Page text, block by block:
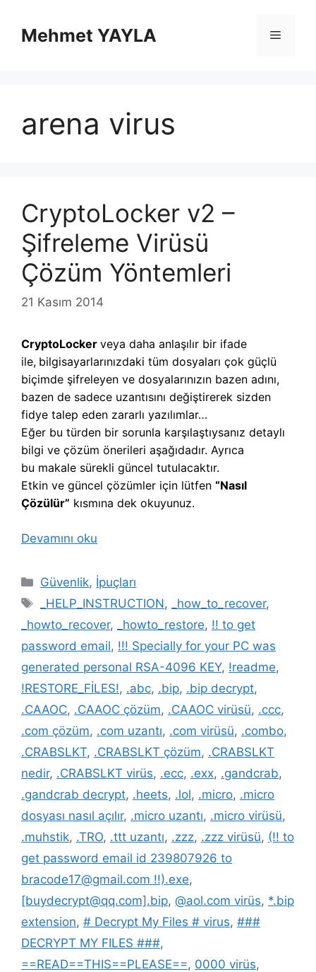
Mehmet YAYLA Menü
arena virus
CryptoLocker v2 –
Şifreleme Virüsü
Çözüm Yöntemleri
21 Kasım 2014
CryptoLocker veya daha anlaşılır bir ifade
ile, bilgisayarlarınızdaki tüm dosyaları çok güçlü
biçimde şifreleyen ve dosyalarınızın bazen adını,
bazen de sadece uzantısını değiştirerek sizden
fidye talep eden zararlı yazılımlar…
Eğer bu türden bir sorunla karşılaştıysanız detaylı
bilgi ve çözüm önerileri aşağıdadır. Ayrıca
bu makale sürekli güncel tutulacaktır.
Etkin ve güncel çözümler için lütfen “Nasıl
Çözülür” kısmına dek okuyunuz.
Devamını oku
Kategoriler
Güvenlik, İpuçları
Etiketler
_HELP_INSTRUCTION, _how_to_recover,
_howto_recover, _howto_restore, !! to get
password email, !!! Specially for your PC was
generated personal RSA-4096 KEY, !readme,
!RESTORE_FİLES!, .abc, .bip, .bip decrypt,
.CAAOC, .CAAOC çözüm, .CAAOC virüsü, .ccc,
.com çözüm, .com uzantı, .com virüsü, .combo,
.CRABSLKT, .CRABSLKT çözüm, .CRABSLKT
nedir, .CRABSLKT virüs, .ecc, .exx, .gandcrab,
.gandcrab decrypt, .heets, .lol, .micro, .micro
dosyası nasıl açılır, .micro uzantı, .micro virüsü,
.muhstik, .TRO, .ttt uzantı, .zzz, .zzz virüsü, (!! to
get password email id 239807926 to
bracode17@gmail.com !!).exe,
[buydecrypt@qq.com].bip, @aol.com virüs, *.bip
extension, # Decrypt My Files # virus, ###
DECRYPT MY FILES ###,
==READ==THIS==PLEASE==, 0000 virüs,